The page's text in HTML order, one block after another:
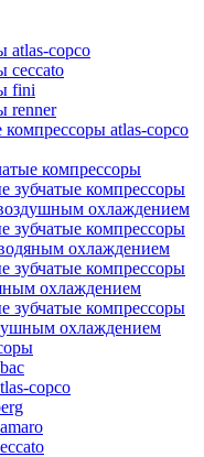
atlas-copco
ceccato
fini
renner
atlas-copco
компрессоры
зубчатые компрессоры
охлаждением
зубчатые компрессоры
охлаждением
зубчатые компрессоры
охлаждением
зубчатые компрессоры
охлаждением
copco